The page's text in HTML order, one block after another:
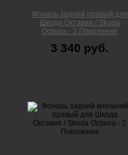
Фонарь задний правый для
Шкода Октавия / Skoda
Octavia - 2 Поколение
3 340 руб.